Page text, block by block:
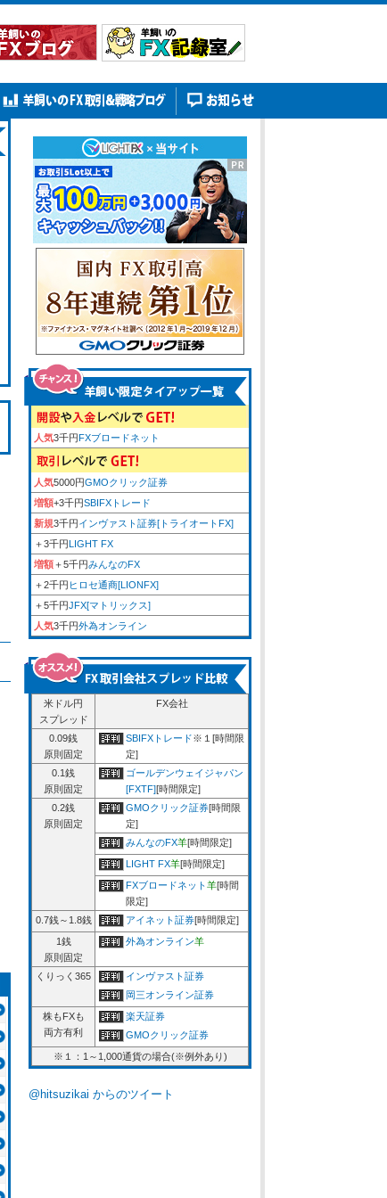
人気3千円FXブロードネット
人気5000円GMOクリック証券
増額+3千円SBIFXトレード
新規3千円インヴァスト証券[トライオートFX]
＋3千円LIGHT FX
増額＋5千円みんなのFX
＋2千円 ヒロセ通商[LIONFX]
＋5千円JFX[マトリックス]
人気3千円外為オンライン
米ドル円
スプレッド
FX会社
0.09銭
原則固定
SBIFXトレード※１[時間限
定]
0.1銭
原則固定
ゴールデンウェイジャパン
[FXTF][時間限定]
0.2銭
原則固定
GMOクリック証券[時間限
定]
みんなのFX羊[時間限定]
LIGHT FX羊[時間限定]
FXブロードネット羊[時間
限定]
0.7銭～1.8銭
アイネット証券[時間限定]
1銭
原則固定
外為オンライン羊
くりっく365
インヴァスト証券
岡三オンライン証券
株もFXも
両方有利
楽天証券
GMOクリック証券
※１：1～1,000通貨の場合(※例外あり)
@hitsuzikai からのツイート